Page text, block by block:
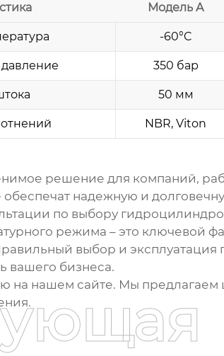
Модель A
-60°C
350 бар
50 мм
NBR, Viton
решение для компаний,
надежную и
по выбору
режима – это ключевой
выбор и эксплуатация
вашего бизнеса.
на нашем сайте. Мы